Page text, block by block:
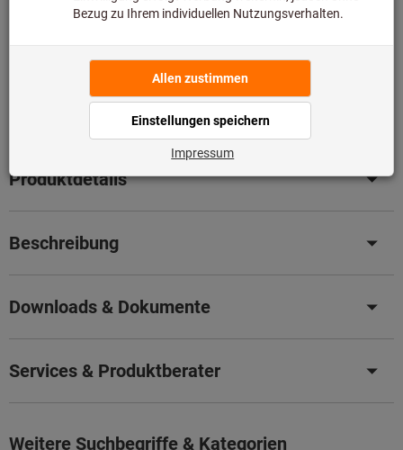
Beratung:
da er nicht Bestandteil unseres Hauptsortiments ist und
somit nicht bei uns auf Lager liegt.
Artikel teilen
Produktdetails
Beschreibung
Downloads & Dokumente
Services & Produktberater
Weitere Suchbegriffe & Kategorien